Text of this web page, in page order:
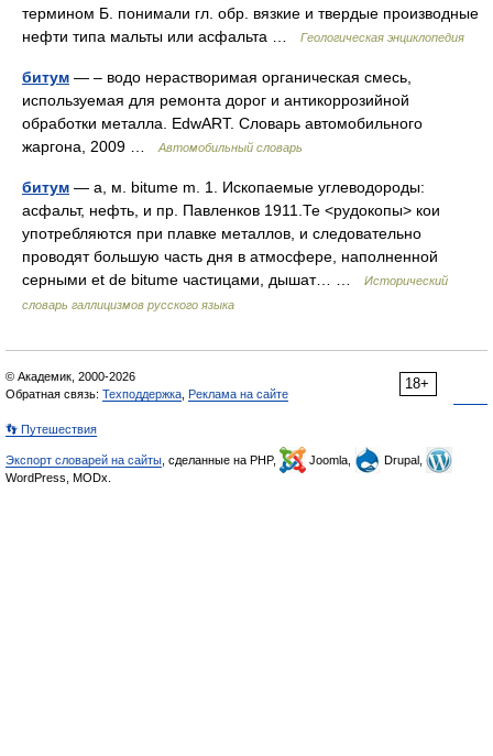
термином Б. понимали гл. обр. вязкие и твердые производные
нефти типа мальты или асфальта …
Геологическая энциклопедия
битум — – водо нерастворимая органическая смесь,
используемая для ремонта дорог и антикоррозийной
обработки металла. EdwART. Словарь автомобильного
жаргона, 2009 …
Автомобильный словарь
битум — а, м. bitume m. 1. Ископаемые углеводороды:
асфальт, нефть, и пр. Павленков 1911.Те <рудокопы> кои
употребляются при плавке металлов, и следовательно
проводят большую часть дня в атмосфере, наполненной
серными et de bitume частицами, дышат… …
Исторический
словарь галлицизмов русского языка
18+
© Академик, 2000-2026
Обратная связь: Техподдержка Реклама на сайте
👣 Путешествия
Экспорт словарей на сайты , сделанные на PHP, Joomla,
Drupal,
WordPress, MODx.